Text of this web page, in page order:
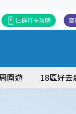
社群打卡攻略
圍遊 18區好去